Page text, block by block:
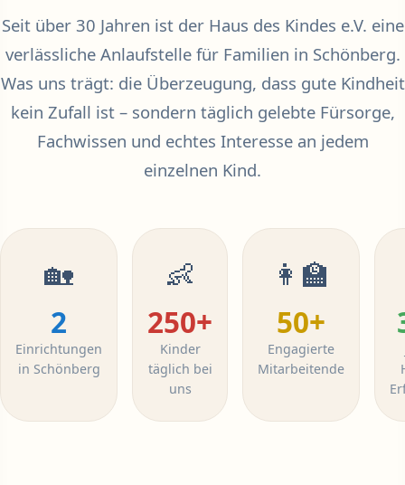
Seit über 30 Jahren ist der Haus des Kindes e.V. eine
verlässliche Anlaufstelle für Familien in Schönberg.
Was uns trägt: die Überzeugung, dass gute Kindheit
kein Zufall ist – sondern täglich gelebte Fürsorge,
Fachwissen und echtes Interesse an jedem
einzelnen Kind.
🏡
2
Einrichtungen
in Schönberg
👶
250+
Kinder
täglich bei
uns
👩‍🏫
50+
Engagierte
Mitarbeitende